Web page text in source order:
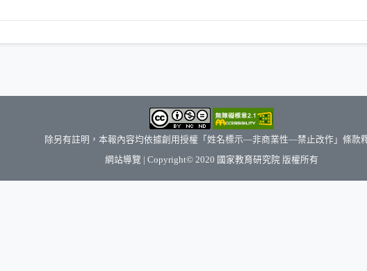
除另有註明，本報內容均依據創用授權「姓名標示—非商業性—禁止改作」條款
網站導覽 | Copyright© 2020 國家教育研究院（另開新視窗）
版權所有